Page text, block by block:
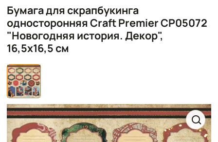
Бумага для скрапбукинга
односторонняя Craft Premier CP05072
"Новогодняя история. Декор",
16,5х16,5 см